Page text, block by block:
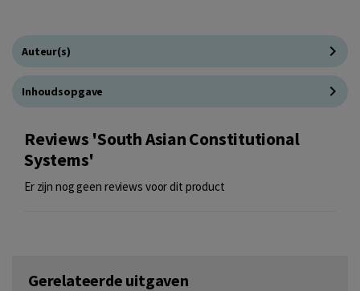
Auteur(s)
Inhoudsopgave
Reviews 'South Asian Constitutional
Systems'
Er zijn nog geen reviews voor dit product
Gerelateerde uitgaven